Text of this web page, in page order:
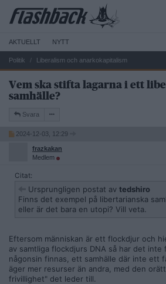
AKTUELLT NYTT
Politik Liberalism och anarkokapitalism
Vem ska stifta lagarna i ett
samhälle?
Svara
2024-12-03, 12:29
frazkakan
Medlem
Citat:
Ursprungligen postat av tedshiro
Finns det exempel på libertarianska
eller är det bara en utopi? Vill veta.
Eftersom människan är ett flockdjur och
av samtliga flockdjurs DNA så har det
någonsin finnas, ett samhälle där inte ett
äger mer resurser än andra, med den
frivillighet" det leder till.